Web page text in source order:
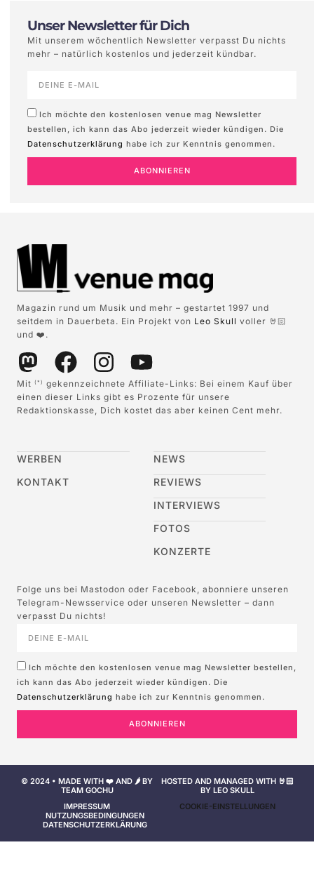
Unser Newsletter für Dich
Mit unserem wöchentlich Newsletter verpasst Du nichts
mehr – natürlich kostenlos und jederzeit kündbar.
Ich möchte den kostenlosen venue mag Newsletter
bestellen, ich kann das Abo jederzeit wieder kündigen. Die
Datenschutzerklärung habe ich zur Kenntnis genommen.
ABONNIEREN
Magazin rund um Musik und mehr – gestartet 1997 und
seitdem in Dauerbeta. Ein Projekt von Leo Skull voller 🤘🏻
und ❤️.
Mit (*)
gekennzeichnete Affiliate-Links: Bei einem Kauf über
einen dieser Links gibt es Prozente für unsere
Redaktionskasse, Dich kostet das aber keinen Cent mehr.
WERBEN
KONTAKT
NEWS
REVIEWS
INTERVIEWS
FOTOS
KONZERTE
Folge uns bei Mastodon oder Facebook, abonniere unseren
Telegram-Newsservice oder unseren Newsletter – dann
verpasst Du nichts!
Ich möchte den kostenlosen venue mag Newsletter bestellen,
ich kann das Abo jederzeit wieder kündigen. Die
Datenschutzerklärung habe ich zur Kenntnis genommen.
ABONNIEREN
© 2024 • MADE WITH ❤️ AND 🌶️ BY
TEAM GOCHU
HOSTED AND MANAGED WITH 🤘🏻
BY LEO SKULL
IMPRESSUM
NUTZUNGSBEDINGUNGEN
DATENSCHUTZERKLÄRUNG
COOKIE-EINSTELLUNGEN